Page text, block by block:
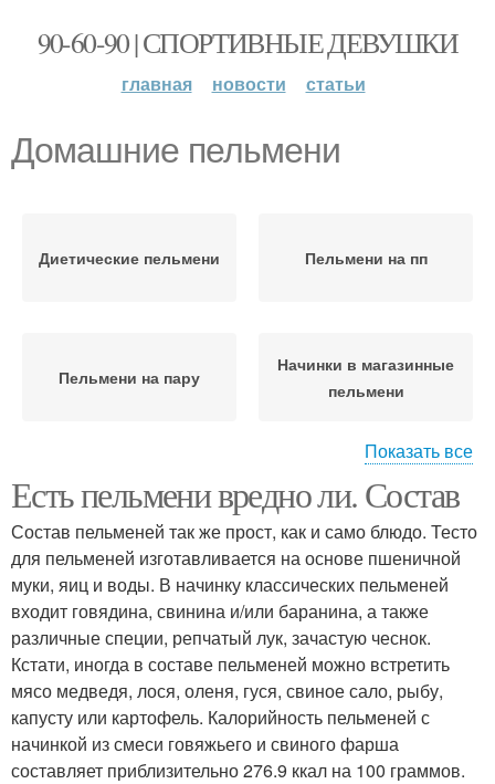
90-60-90 | СПОРТИВНЫЕ ДЕВУШКИ
главная новости статьи
Домашние пельмени
Диетические пельмени Пельмени на пп
Пельмени на пару
Начинки в магазинные
пельмени
Полезные пельмени Отварные пельмени
Пельмени для здоровья Покупные пельмени
Пельмени в домашних
условиях
Пельмени на упаковке
Показать все
Есть пельмени вредно ли. Состав
Состав пельменей так же прост, как и само блюдо. Тесто
для пельменей изготавливается на основе пшеничной
муки, яиц и воды. В начинку классических пельменей
входит говядина, свинина и/или баранина, а также
различные специи, репчатый лук, зачастую чеснок.
Кстати, иногда в составе пельменей можно встретить
мясо медведя, лося, оленя, гуся, свиное сало, рыбу,
капусту или картофель. Калорийность пельменей с
начинкой из смеси говяжьего и свиного фарша
составляет приблизительно 276.9 ккал на 100 граммов.